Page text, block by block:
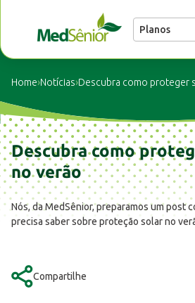
Planos
Unidades
Notícias
Home›Notícias›Descubra como proteger
Descubra como
no verão
Nós, da MedSênior, preparamos um post
precisa saber sobre proteção solar no
Compartilhe